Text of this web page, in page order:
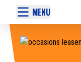
MENU